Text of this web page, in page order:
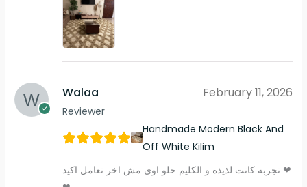
Walaa
Reviewer
February 11, 2026
Handmade Modern Black And
Off White Kilim
تجربه كانت لذيذه و الكليم حلو اوي مش اخر تعامل اكيد ❤